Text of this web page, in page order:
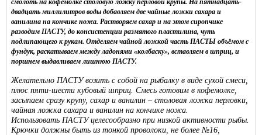
смолоть на кофемолке столовую ложку перловой крупы. На пятнадцать-
двадцать миллилитров воды добавляем две чайные ложки сахара и
ванилина на кончике ножа. Растворяем сахар и на этом сиропчике
разводим ПАСТУ, до консистенции размятого пластилина, чуть
подлипающего к рукам. Отделяем чайной ложкой часть ПАСТЫ объёмом с
фундук, раскатываем между ладонями «колбаску», вставляем в шприц, и
поршнем выдавливаем лишнюю ПАСТУ.
Желательно ПАСТУ возить с собой на рыбалку в виде сухой смеси,
плюс пяти-шести кубовый шприц. Смесь готовим в кофемолке,
засыпаем сразу крупу, сахар и ванилин – столовая ложка перловки,
чайная ложка сахара и ванилин на кончике ножа.
Использовать ПАСТУ целесообразно при низкой активности рыбы.
Крючки должны быть из тонкой проволоки, не более №16,